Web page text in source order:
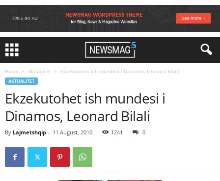
Home Aktualitet Ekzekutohet ish mundesi i Dinamos, Leonard Bilali
AKTUALITET
Ekzekutohet ish mundesi i
Dinamos, Leonard Bilali
By Lajmetshqip - 11 August, 2010 1241 0